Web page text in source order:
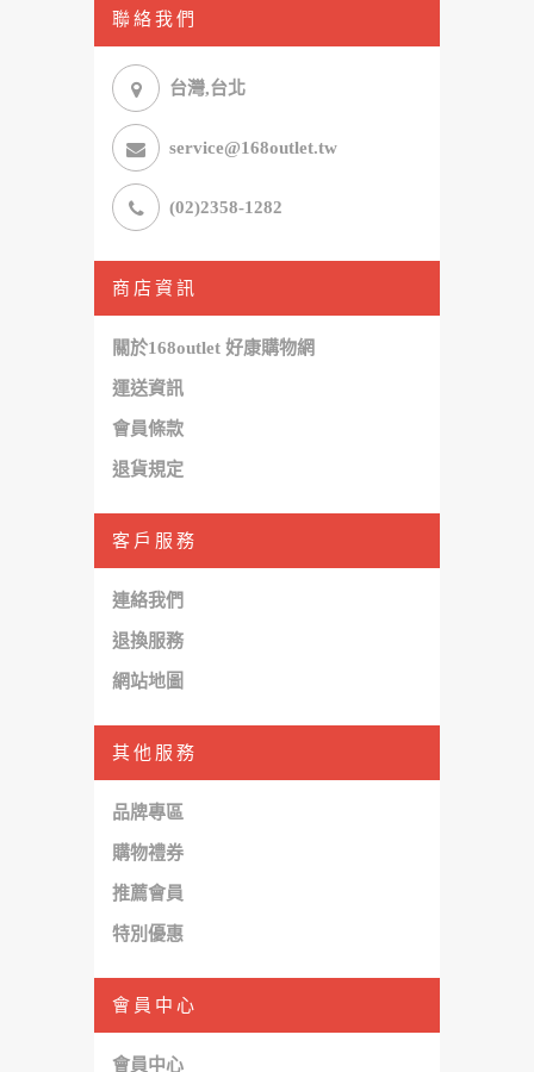
聯絡我們
台灣,台北
service@168outlet.tw
(02)2358-1282
商店資訊
關於168outlet 好康購物網
運送資訊
會員條款
退貨規定
客戶服務
連絡我們
退換服務
網站地圖
其他服務
品牌專區
購物禮券
推薦會員
特別優惠
會員中心
會員中心